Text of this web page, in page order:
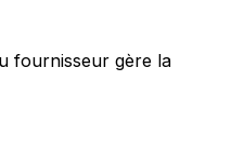
fournisseur gère la